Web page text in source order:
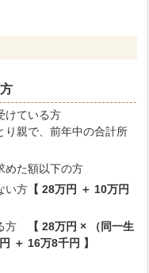
けている方
り親で、前年中の合計所
めた額以下の方
い方 【 28万円 ＋ 10万円
方
【 28万円 × （同一生
＋ 16万8千円 】